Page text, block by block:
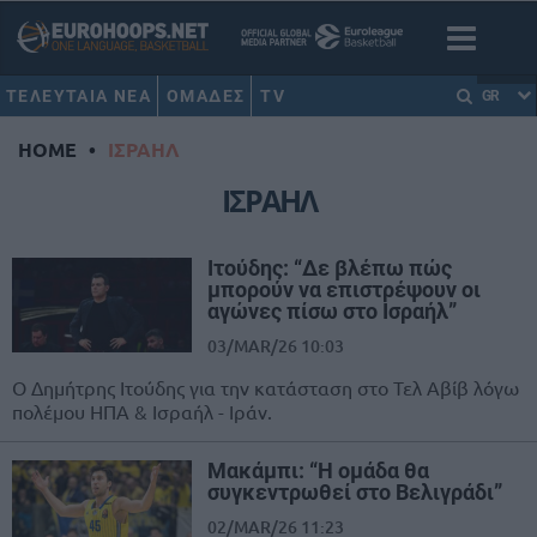
ΤΕΛΕΥΤΑΙΑ ΝΕΑ ΟΜΑΔΕΣ TV GR
HOME • ΙΣΡΑΗΛ
ΙΣΡΑΗΛ
Ιτούδης: “Δε βλέπω πώς
μπορούν να επιστρέψουν οι
αγώνες πίσω στο Ισραήλ”
03/MAR/26 10:03
Ο Δημήτρης Ιτούδης για την κατάσταση στο Τελ Αβίβ λόγω
πολέμου ΗΠΑ & Ισραήλ - Ιράν.
Μακάμπι: “Η ομάδα θα
συγκεντρωθεί στο Βελιγράδι”
02/MAR/26 11:23